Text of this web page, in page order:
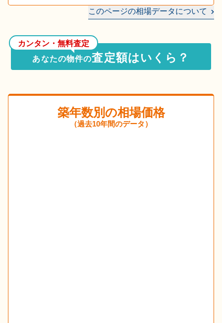
このページの相場データについて
カンタン・無料査定
あなたの物件の査定額はいくら？
築年数別の相場価格
（過去10年間のデータ）